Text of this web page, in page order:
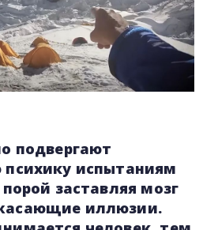
подвергают
психику испытаниям
заставляя мозг
иллюзии.